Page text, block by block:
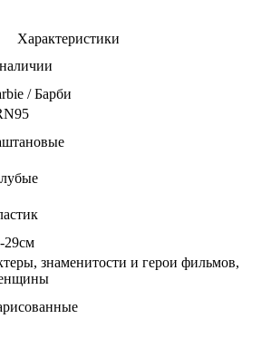
Характеристики
/ Барби
29см
знаменитости и герои фильмов,